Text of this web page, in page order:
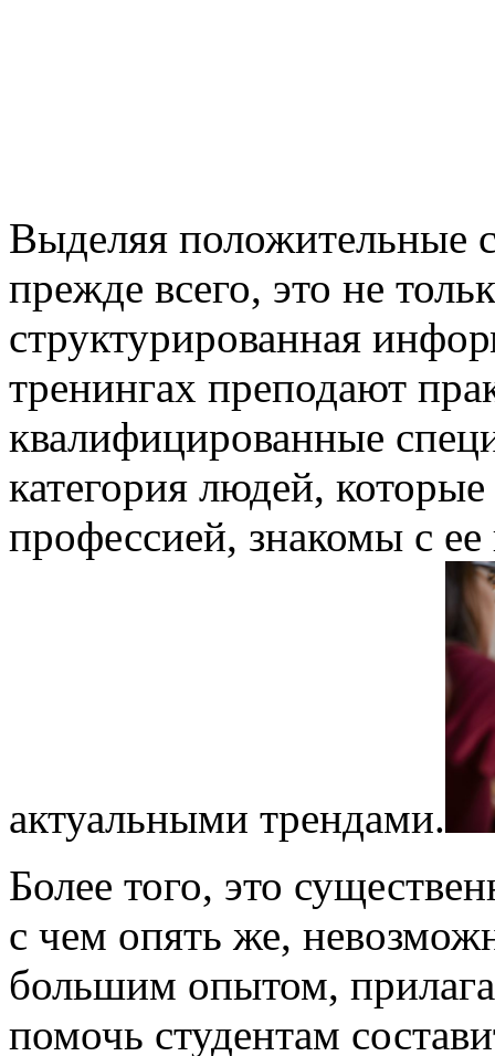
Выделяя положительные
прежде всего, это не
структурированная
тренингах преподают
квалифицированные
категория людей,
профессией, знакомы с
актуальными трендами.
Более того, это
с чем опять же,
большим опытом,
помочь студентам